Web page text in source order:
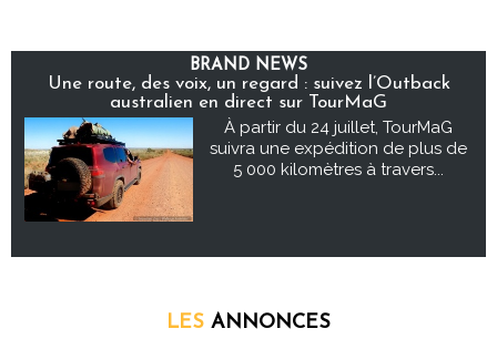
BRAND NEWS
Une route, des voix, un regard : suivez l’Outback
australien en direct sur TourMaG
À partir du 24 juillet, TourMaG
suivra une expédition de plus de
5 000 kilomètres à travers...
LES ANNONCES